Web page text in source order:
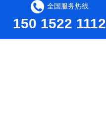
全国服务热线
150 1522 1112